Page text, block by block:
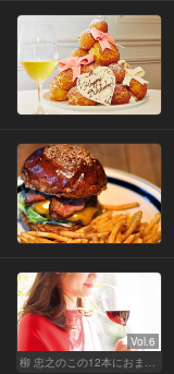
Vol.6
柳 忠之のこの12本におまかせ